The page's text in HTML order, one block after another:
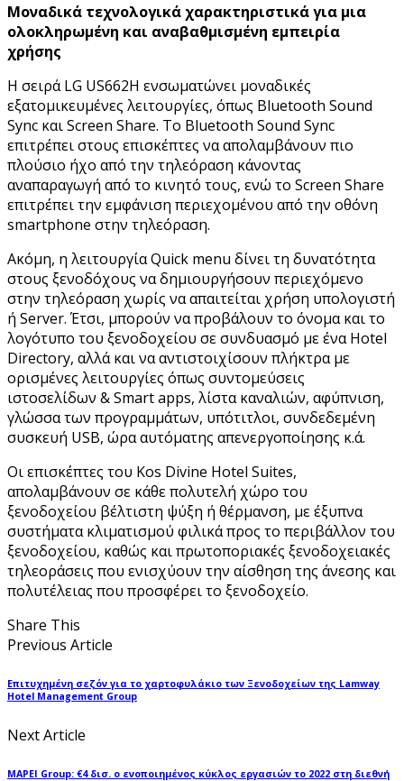
Μοναδικά τεχνολογικά χαρακτηριστικά για μια
ολοκληρωμένη και αναβαθμισμένη εμπειρία
χρήσης
Η σειρά LG US662H ενσωματώνει μοναδικές
εξατομικευμένες λειτουργίες, όπως Bluetooth Sound
Sync και Screen Share. Το Bluetooth Sound Sync
επιτρέπει στους επισκέπτες να απολαμβάνουν πιο
πλούσιο ήχο από την τηλεόραση κάνοντας
αναπαραγωγή από το κινητό τους, ενώ το Screen Share
επιτρέπει την εμφάνιση περιεχομένου από την οθόνη
smartphone στην τηλεόραση.
Ακόμη, η λειτουργία Quick menu δίνει τη δυνατότητα
στους ξενοδόχους να δημιουργήσουν περιεχόμενο
στην τηλεόραση χωρίς να απαιτείται χρήση υπολογιστή
ή Server. Έτσι, μπορούν να προβάλουν το όνομα και το
λογότυπο του ξενοδοχείου σε συνδυασμό με ένα Hotel
Directory, αλλά και να αντιστοιχίσουν πλήκτρα με
ορισμένες λειτουργίες όπως συντομεύσεις
ιστοσελίδων & Smart apps, λίστα καναλιών, αφύπνιση,
γλώσσα των προγραμμάτων, υπότιτλοι, συνδεδεμένη
συσκευή USB, ώρα αυτόματης απενεργοποίησης κ.ά.
Οι επισκέπτες του Kos Divine Hotel Suites,
απολαμβάνουν σε κάθε πολυτελή χώρο του
ξενοδοχείου βέλτιστη ψύξη ή θέρμανση, με έξυπνα
συστήματα κλιματισμού φιλικά προς το περιβάλλον του
ξενοδοχείου, καθώς και πρωτοποριακές ξενοδοχειακές
τηλεοράσεις που ενισχύουν την αίσθηση της άνεσης και
πολυτέλειας που προσφέρει το ξενοδοχείο.
Share This
Previous Article
Επιτυχημένη σεζόν για το χαρτοφυλάκιο των Ξενοδοχείων της Lamway
Hotel Management Group
Next Article
MAPEI Group: €4 δισ. ο ενοποιημένος κύκλος εργασιών το 2022 στη διεθνή